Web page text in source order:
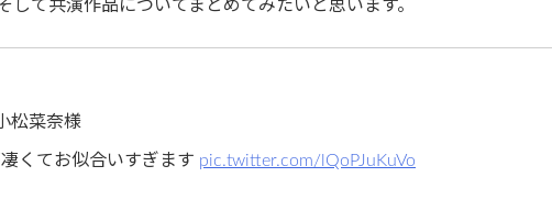
して共演作品についてまとめてみたいと思います。
松菜奈様
くてお似合いすぎます pic.twitter.com/lQoPJuKuVo